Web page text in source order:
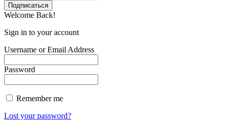
Welcome Back!
Sign in to your account
Username or Email Address
Password
Remember me
Lost your password?